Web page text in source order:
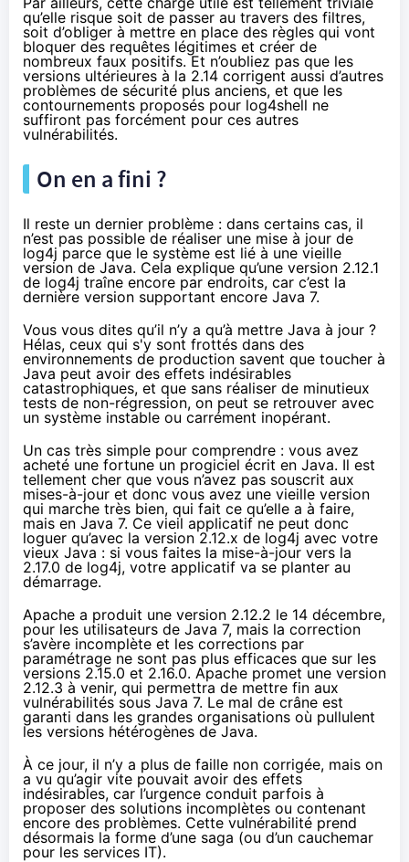
qu’elle risque soit de passer au travers des filtres,
soit d’obliger à mettre en place des règles qui vont
bloquer des requêtes légitimes et créer de
nombreux faux positifs. Et n’oubliez pas que les
versions ultérieures à la 2.14 corrigent aussi d’autres
problèmes de sécurité plus anciens, et que les
contournements proposés pour log4shell ne
suffiront pas forcément pour ces autres
vulnérabilités.
On en a fini ?
Il reste un dernier problème : dans certains cas, il
n’est pas possible de réaliser une mise à jour de
log4j parce que le système est lié à une vieille
version de Java. Cela explique qu’une version 2.12.1
de log4j traîne encore par endroits, car c’est la
dernière version supportant encore Java 7.
Vous vous dites qu’il n’y a qu’à mettre Java à jour ?
Hélas, ceux qui s'y sont frottés dans des
environnements de production savent que toucher à
Java peut avoir des effets indésirables
catastrophiques, et que sans réaliser de minutieux
tests de non-régression, on peut se retrouver avec
un système instable ou carrément inopérant.
Un cas très simple pour comprendre : vous avez
acheté une fortune un progiciel écrit en Java. Il est
tellement cher que vous n’avez pas souscrit aux
mises-à-jour et donc vous avez une vieille version
qui marche très bien, qui fait ce qu’elle a à faire,
mais en Java 7. Ce vieil applicatif ne peut donc
loguer qu’avec la version 2.12.x de log4j avec votre
vieux Java : si vous faites la mise-à-jour vers la
2.17.0 de log4j, votre applicatif va se planter au
démarrage.
Apache a produit une version 2.12.2 le 14 décembre,
pour les utilisateurs de Java 7, mais la correction
s’avère incomplète et les corrections par
paramétrage ne sont pas plus efficaces que sur les
versions 2.15.0 et 2.16.0. Apache promet une version
2.12.3 à venir, qui permettra de mettre fin aux
vulnérabilités sous Java 7. Le mal de crâne est
garanti dans les grandes organisations où pullulent
les versions hétérogènes de Java.
À ce jour, il n’y a plus de faille non corrigée, mais on
a vu qu’agir vite pouvait avoir des effets
indésirables, car l’urgence conduit parfois à
proposer des solutions incomplètes ou contenant
encore des problèmes. Cette vulnérabilité prend
désormais la forme d’une saga (ou d’un cauchemar
pour les services IT).